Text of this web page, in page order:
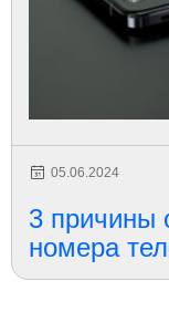
05.06.2024
3 причины
номера